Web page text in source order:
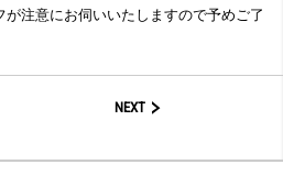
注意にお伺いいたしますので予めご了
NEXT